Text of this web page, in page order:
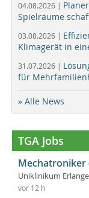
04.08.2026 |
Spielräume
03.08.2026 |
Klimagerät in
31.07.2026 |
für
» Alle News
TGA Jobs
Uniklinikum
vor 12 h